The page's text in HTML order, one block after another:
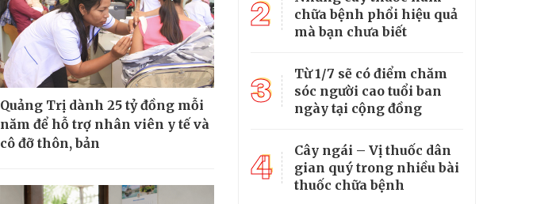
Quảng Trị dành 25 tỷ đồng mỗi
năm để hỗ trợ nhân viên y tế và
cô đỡ thôn, bản
2
chữa bệnh phổi hiệu quả
mà bạn chưa biết
3
Từ 1/7 sẽ có điểm chăm
sóc người cao tuổi ban
ngày tại cộng đồng
4
Cây ngái – Vị thuốc dân
gian quý trong nhiều bài
thuốc chữa bệnh